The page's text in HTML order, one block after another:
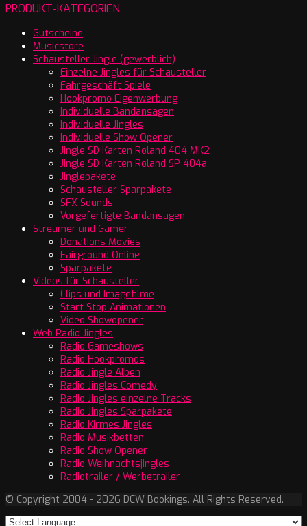
PRODUKT-KATEGORIEN
Gutscheine
Musicstore
Schausteller Jingle (gewerblich)
Einzelne Jingles für Schausteller
Fahrgeschäft Spiele
Hookpromo Eigenwerbung
Individuelle Bandansagen
Individuelle Jingles
Individuelle Show Opener
Jingle SD Karten Roland 404 MK2
Jingle SD Karten Roland SP 404a
Jinglepakete
Schausteller Sparpakete
SFX Sounds
Vorgefertigte Bandansagen
Streamer und Gamer
Donations Movies
Fairground Online
Sparpakete
Videos für Schausteller
Clips und Imagefilme
Start Stop Animationen
Video Showopener
Web Radio Jingles
Radio Gameshows
Radio Hookpromos
Radio Jingle Alben
Radio Jingles Comedy
Radio Jingles einzelne Tracks
Radio Jingles Sparpakete
Radio Kirmes Jingles
Radio Musikbetten
Radio Show Opener
Radio Weihnachtsjingles
Radiotrailer / Werbetrailer
© Copyright 2004 - 2026 DCW Bookings. All Rights Reserved.